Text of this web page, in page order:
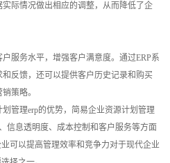
际情况做出相应的调整，从而降低了企
服务水平，增强客户满意度。通过ERP系
反馈，还可以提供客户历史记录和购买
策略。
管理erp的优势，简易企业资源计划管理
信息透明度、成本控制和客户服务等方面
可以提高管理效率和竞争力对于现代企业